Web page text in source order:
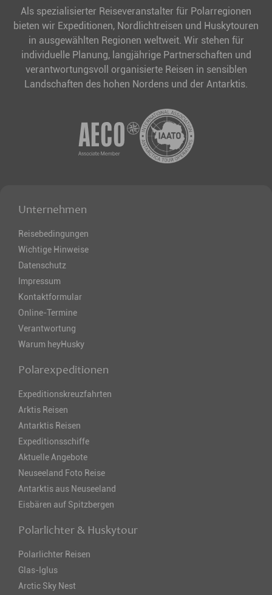
Als spezialisierter Reiseveranstalter für Polarregionen
bieten wir Expeditionen, Nordlichtreisen und Huskytouren
in ausgewählten Regionen weltweit. Wir stehen für
individuelle Planung, langjährige Partnerschaften und
verantwortungsvoll organisierte Reisen in sensiblen
Landschaften des hohen Nordens und der Antarktis.
Unternehmen
Reisebedingungen
Wichtige Hinweise
Datenschutz
Impressum
Kontaktformular
Online-Termine
Verantwortung
Warum heyHusky
Polarexpeditionen
Expeditionskreuzfahrten
Arktis Reisen
Antarktis Reisen
Expeditionsschiffe
Aktuelle Angebote
Neuseeland Foto Reise
Antarktis aus Neuseeland
Eisbären auf Spitzbergen
Polarlichter & Huskytour
Polarlichter Reisen
Glas-Iglus
Arctic Sky Nest